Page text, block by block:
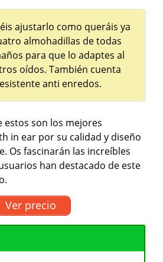
ajustarlo como queráis ya
almohadillas de todas
para que lo adaptes al
oídos. También cuenta
anti enredos.
estos son los mejores
in ear por su calidad y diseño
Os fascinarán las increíbles
han destacado de este
Ver precio